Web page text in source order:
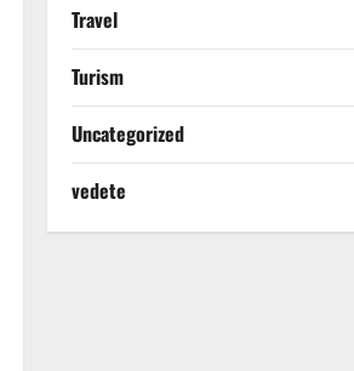
Travel
Turism
Uncategorized
vedete